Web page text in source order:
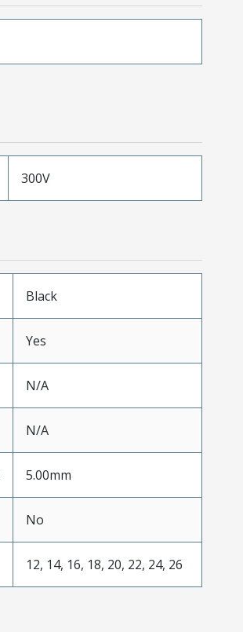
300V
Black
Yes
N/A
N/A
5.00mm
No
12, 14, 16, 18, 20, 22, 24, 26